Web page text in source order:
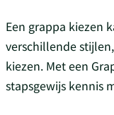
Een grappa kiezen
verschillende
kiezen. Met een
stapsgewijs kennis